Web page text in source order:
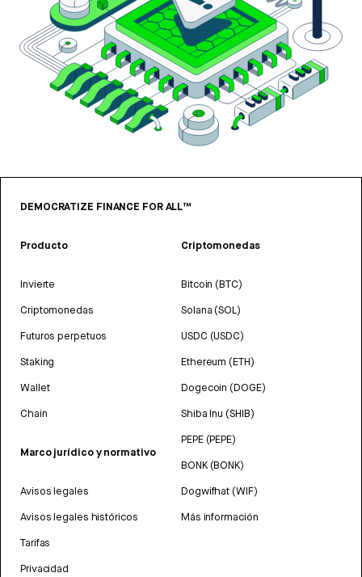
DEMOCRATIZE FINANCE FOR ALL™
Producto
Invierte
Criptomonedas
Futuros perpetuos
Staking
Wallet
Chain
Marco jurídico y normativo
Avisos legales
Avisos legales históricos
Tarifas
Privacidad
Criptomonedas
Bitcoin (BTC)
Solana (SOL)
USDC (USDC)
Ethereum (ETH)
Dogecoin (DOGE)
Shiba Inu (SHIB)
PEPE (PEPE)
BONK (BONK)
Dogwifhat (WIF)
Más información